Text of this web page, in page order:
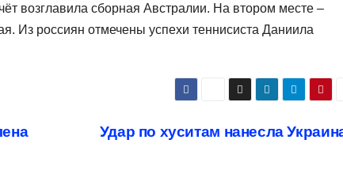
возглавила сборная Австралии. На втором месте –
Из россиян отмечены успехи теннисиста Даниила
Удар по хуситам нанесла